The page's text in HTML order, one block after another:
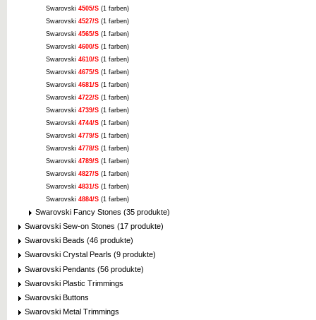
Swarovski 4505/S (1 farben)
Swarovski 4527/S (1 farben)
Swarovski 4565/S (1 farben)
Swarovski 4600/S (1 farben)
Swarovski 4610/S (1 farben)
Swarovski 4675/S (1 farben)
Swarovski 4681/S (1 farben)
Swarovski 4722/S (1 farben)
Swarovski 4739/S (1 farben)
Swarovski 4744/S (1 farben)
Swarovski 4779/S (1 farben)
Swarovski 4778/S (1 farben)
Swarovski 4789/S (1 farben)
Swarovski 4827/S (1 farben)
Swarovski 4831/S (1 farben)
Swarovski 4884/S (1 farben)
Swarovski Fancy Stones (35 produkte)
Swarovski Sew-on Stones (17 produkte)
Swarovski Beads (46 produkte)
Swarovski Crystal Pearls (9 produkte)
Swarovski Pendants (56 produkte)
Swarovski Plastic Trimmings
Swarovski Buttons
Swarovski Metal Trimmings